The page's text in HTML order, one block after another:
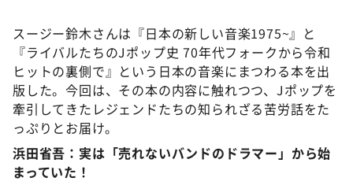
スージー鈴木さんは『日本の新しい音楽1975~』と
『ライバルたちのJポップ史 70年代フォークから令和
ヒットの裏側で』という日本の音楽にまつわる本を出
版した。今回は、その本の内容に触れつつ、Jポップを
牽引してきたレジェンドたちの知られざる苦労話をた
っぷりとお届け。
浜田省吾：実は「売れないバンドのドラマー」から始
まっていた！